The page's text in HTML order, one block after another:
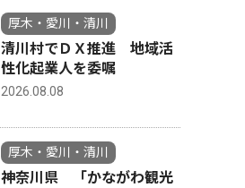
厚木・愛川・清川
清川村でＤＸ推進 地域活
性化起業人を委嘱
2026.08.08
厚木・愛川・清川
神奈川県 「かながわ観光